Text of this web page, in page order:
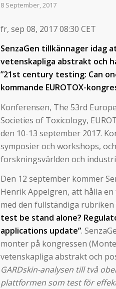
8 September, 2017
fr, sep 08, 2017 08:30 CET
SenzaGen tillkännager idag
vetenskapliga abstrakt och
”21st century testing: Can
kommande EUROTOX-
Konferensen, The 53rd
Societies of Toxicology,
den 10-13 september 2017.
symposier och workshops,
forskningsvärlden och
Den 12 september kommer
Henrik Appelgren, att hålla
med den fullständiga rubriken
test be stand alone?
applications update”.
monter på kongressen
vetenskapliga abstrakt och
GARDskin-analysen till två
plattformen som test för